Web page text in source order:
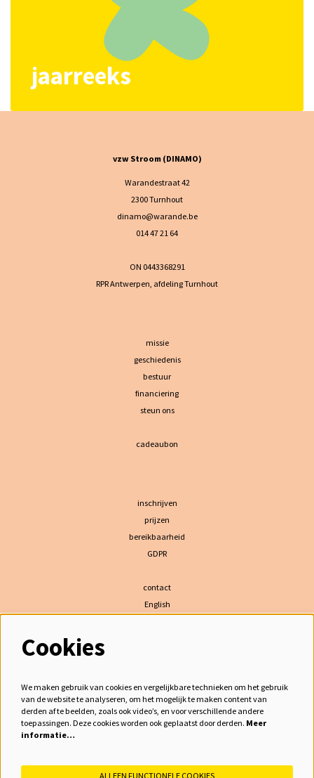
jaarreeks
vzw Stroom (DINAMO)
Warandestraat 42
2300 Turnhout
dinamo@warande.be
014 47 21 64
ON 0443368291
RPR Antwerpen, afdeling Turnhout
missie
geschiedenis
bestuur
financiering
steun ons
cadeaubon
inschrijven
prijzen
bereikbaarheid
GDPR
contact
English
meld je aan voor de nieuwsbrief
Cookies
We maken gebruik van cookies en vergelijkbare technieken om het gebruik
van de website te analyseren, om het mogelijk te maken content van
derden af te beelden, zoals ook video’s, en voor verschillende andere
toepassingen. Deze cookies worden ook geplaatst door derden. Meer
informatie…
ALLEEN FUNCTIONELE COOKIES